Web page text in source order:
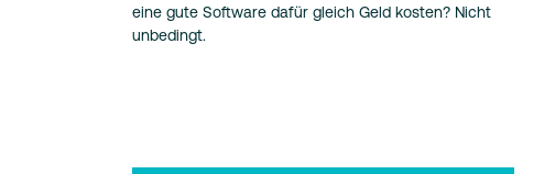
eine gute Software dafür gleich Geld kosten? Nicht
unbedingt.